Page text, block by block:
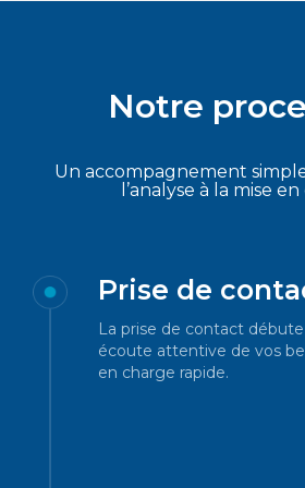
Notre
Un accompagnement
l’analyse à la mise
Prise de
La prise de contact
écoute attentive de vos
en charge rapide.